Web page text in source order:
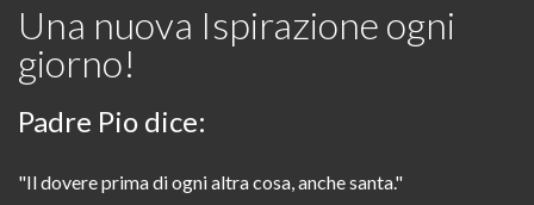
Una nuova Ispirazione ogni
giorno!
Padre Pio dice:
"Il dovere prima di ogni altra cosa, anche santa."